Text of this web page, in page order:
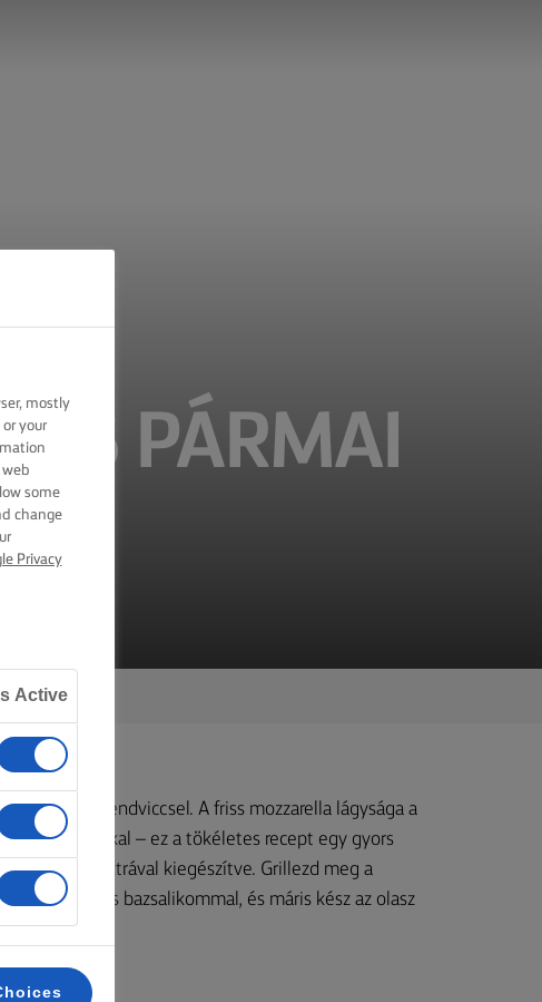
ÉS PÁRMAI
panini szendviccsel. A friss mozzarella lágysága a
Lurpak®-kal – ez a tökéletes recept egy gyors
egy-két extrával kiegészítve. Grillezd meg a
friss bazsalikommal, és máris kész az olasz
mostly
your
some
change
Privacy
Active